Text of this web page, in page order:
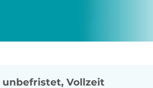
unbefristet, Vollzeit